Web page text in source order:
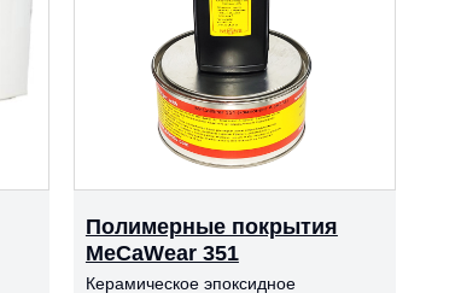
Полимерные покрытия
MeCaWear 351
Керамическое эпоксидное